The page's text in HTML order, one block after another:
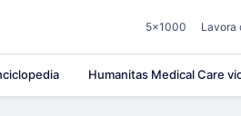
5×1000 Lavora
Humanitas Medical Care